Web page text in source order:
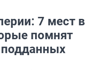
7 мест в
помнят
подданных